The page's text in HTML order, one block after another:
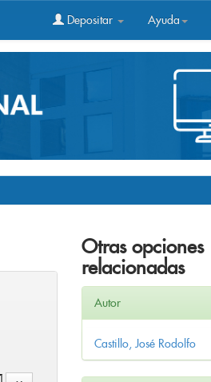
Depositar Ayuda
Otras opciones
relacionadas
Autor
Castillo, José Rodolfo